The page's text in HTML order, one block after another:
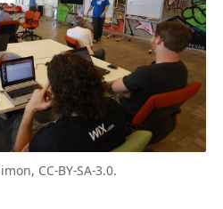
EXCEL
BIZNES
CC-BY-SA-3.0.